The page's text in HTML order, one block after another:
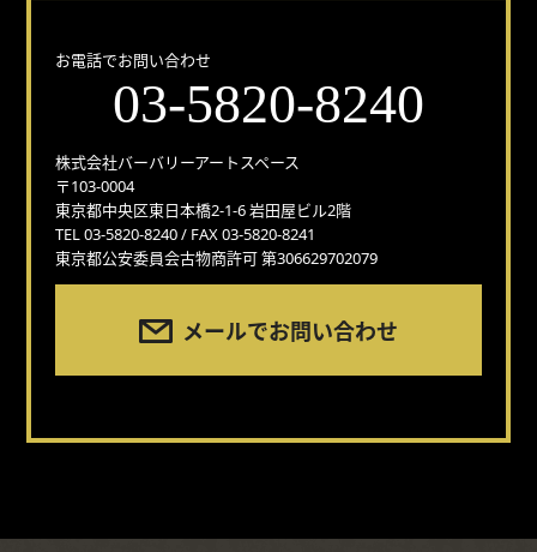
お電話でお問い合わせ
03-5820-8240
株式会社バーバリーアートスペース
〒103-0004
東京都中央区東日本橋2-1-6 岩田屋ビル2階
TEL 03-5820-8240 / FAX 03-5820-8241
東京都公安委員会古物商許可 第306629702079
メールでお問い合わせ